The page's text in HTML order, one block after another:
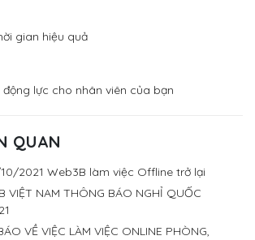
gian hiệu quả
lực cho nhân viên của bạn
QUAN
2021 Web3B làm việc Offline trở lại
VIỆT NAM THÔNG BÁO NGHỈ QUỐC
VỀ VIỆC LÀM VIỆC ONLINE PHÒNG,